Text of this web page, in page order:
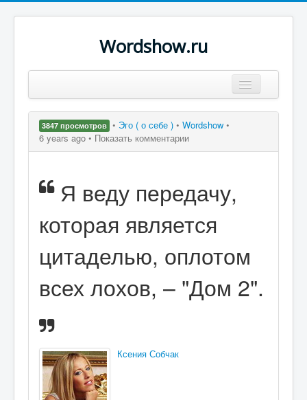
Wordshow.ru
Популярные цитаты
Поиск
3847 просмотров • Эго ( о себе ) • Wordshow •
6 years ago • Показать комментарии
Я веду передачу,
которая является
цитаделью, оплотом
всех лохов, – "Дом 2".
Ксения Собчак